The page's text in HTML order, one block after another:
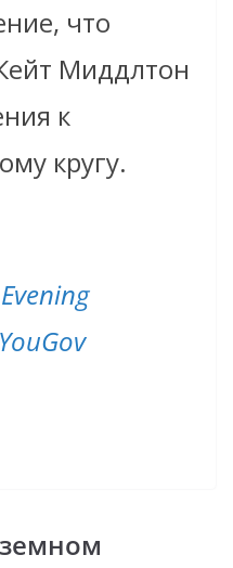
что
Миддлтон
к
кругу.
Evening
YouGov
gr